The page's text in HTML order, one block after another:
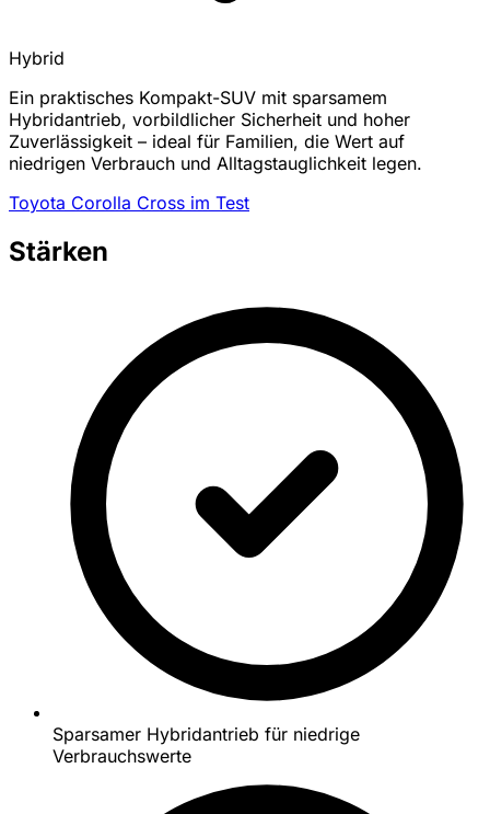
Hybrid
Ein praktisches Kompakt-SUV mit sparsamem
Hybridantrieb, vorbildlicher Sicherheit und hoher
Zuverlässigkeit – ideal für Familien, die Wert auf
niedrigen Verbrauch und Alltagstauglichkeit legen.
Toyota Corolla Cross im Test
Stärken
Sparsamer Hybridantrieb für niedrige
Verbrauchswerte